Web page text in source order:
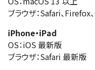
ブラウザ：Safari、Firefox
iPhone・iPad
OS：iOS 最新版
ブラウザ：Safari 最新版